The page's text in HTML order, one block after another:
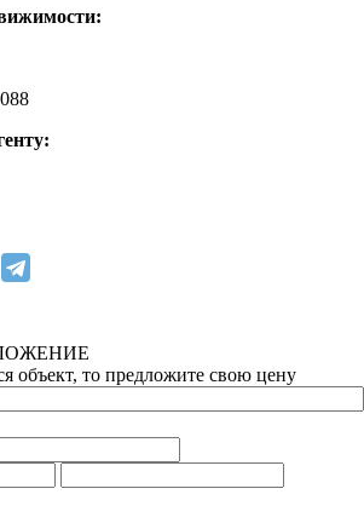
объект, то предложите свою цену